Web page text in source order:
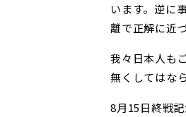
います。逆に
離で正解に近
我々日本人も
無くしてはな
8月15日終戦